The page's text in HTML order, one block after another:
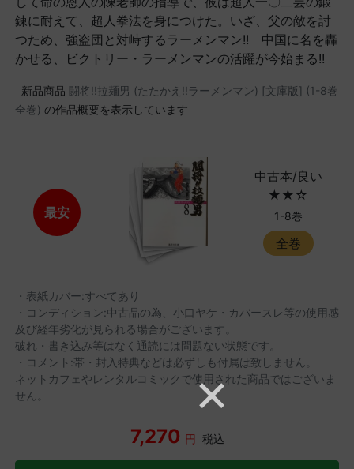
錬に耐えて、超人拳法を身につけた。いざ、父の敵を討
つため、強盗団と対峙するラーメンマン!! 中国に名を轟
かせる、ビクトリー・ラーメンマンの活躍が今始まる!!
新品商品 闘将!!拉麺男 (たたかえ!!ラーメンマン) [文庫版] (1-8巻
全巻) の作品概要を表示しています
最安
中古本/良い
★★☆
1-8巻
全巻
・表紙カバー:すべてあり
・コンディション:中古品の為、小口ヤケ・カバースレ等の使用感
及び経年劣化が見られる場合がございます。
破れ・書き込み等はなく通読には問題ない状態です。
・コメント:帯・封入特典などは必ずしも付属は致しません。
ネットカフェやレンタルコミックで使用された商品ではございま
せん。
7,270 円 税込